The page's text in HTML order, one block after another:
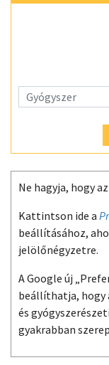
Ne hagyja, hogy
Kattintson ide a
beállításához,
jelölőnégyzetre.
A Google új
beállíthatja, hogy
és
gyakrabban